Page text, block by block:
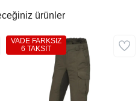
ürünler
VADE FARKSIZ
6 TAKSİT